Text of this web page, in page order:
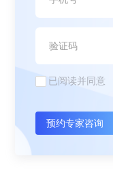
已阅读并同意
预约专家咨询